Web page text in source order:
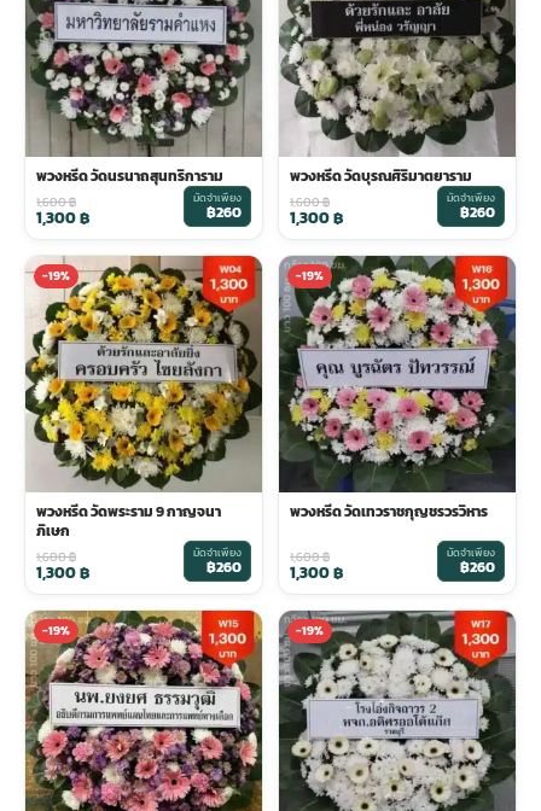
จัดดอกไม้งานศพ ราคา
ดอกไม้งานศพ ส่งฟรี
ดอกไม้งานศพ ออนไลน์
พวงดอกไม้งานศพ
tpdecorate ปูพื้น
พวงหรีด ปากคลองตลาด ราคา
พวงหรีด ส่งด่วน วันนี้
พวงหรีด วัดนรนาถสุนทริการาม
1,600฿
1,300฿
มัดจำเพียง
฿260
พวงหรีด วัดบุรณศิริมาตยาราม
1,600฿
1,300฿
มัดจำเพียง
฿260
-19%
พวงหรีด วัดพระราม 9 กาญจนา
ภิเษก
1,600฿
1,300฿
มัดจำเพียง
฿260
-19%
พวงหรีด วัดเทวราชกุญชรวรวิหาร
1,600฿
1,300฿
มัดจำเพียง
฿260
-19% -19%